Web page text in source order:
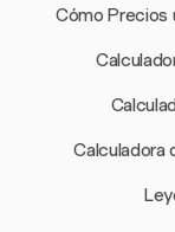
Cómo Precios
Calculadora